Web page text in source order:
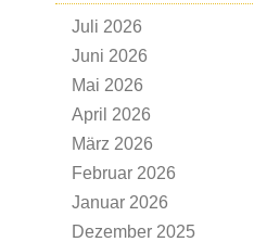
Juli 2026
Juni 2026
Mai 2026
April 2026
März 2026
Februar 2026
Januar 2026
Dezember 2025